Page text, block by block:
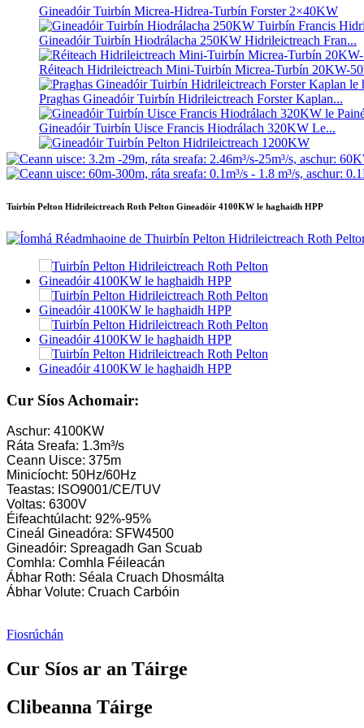
Gineadóir Tuirbín Micrea-Hidrea-Turbín Forster 2×40KW
Gineadóir Tuirbín Hiodrálacha 250KW Hidrileictreach Fran...
Réiteach Hidrileictreach Mini-Tuirbín Micrea-Turbín 20KW-
Praghas Gineadóir Tuirbín Hidrileictreach Forster Kaplan...
Gineadóir Tuirbín Uisce Francis Hiodrálach 320KW Le...
Gineadóir Tuirbín Pelton Hidrileictreach 1200KW
Costas Tógála Sibhialta Íseal Ard-Éifeachtúlachta Teasa Íseal...
Ceallraí Litiam-ian Coimeádánaithe 20 troigh 250KWh
Inneall Micrea Hidrealaigh Beag 10kW 12kW 15kW 20kW le
Gineadóir Tuirbín Micrea-Hidrea-Turbín Forster 2×40KW
Tuirbín Liáin Hiodrálach 100kW Kaplan Tuirbín Gineadóir...
Gineadóir Tuirbín Roth Uisce Pelton Hidrileictreach 2200kW
Tuirbín Beag Kaplan 10KW 12KW 15KW Micrea-
Gineadóir Tuirbín Francis de chuid Córais Chumhachta
Praghas Tuirbín Francis Hiodrálach 100KW 500KW 1MW
Gineadóir Tuirbín Hiodrálacha 250KW Hidrileictreach Fran...
Réiteach Hidrileictreach Mini-Tuirbín Micrea-Turbín 20KW-
Praghas Gineadóir Tuirbín Hidrileictreach Forster Kaplan...
Gineadóir Tuirbín Uisce Francis Hiodrálach 320KW Le...
Costas Tógála Sibhialta Íseal Ard-Éifeachtúlachta Teasa Íseal...
Ceallraí Litiam-ian Coimeádánaithe 20 troigh 250KWh
Tuirbín Pelton Hidrileictreach Roth Pelton Gineadóir 4100KW le haghaidh HPP
Cur Síos Achomair:
Aschur: 4100KW
Ráta Sreafa: 1.3m³/s
Ceann Uisce: 375m
Minicíocht: 50Hz/60Hz
Teastas: ISO9001/CE/TUV
Voltas: 6300V
Éifeachtúlacht: 92%-95%
Cineál Gineadóra: SFW4500
Gineadóir: Spreagadh Gan Scuab
Comhla: Comhla Féileacán
Ábhar Roth: Séala Cruach Dhosmálta
Ábhar Volute: Cruach Carbóin
Fiosrúchán
Cur Síos ar an Táirge
Clibeanna Táirge